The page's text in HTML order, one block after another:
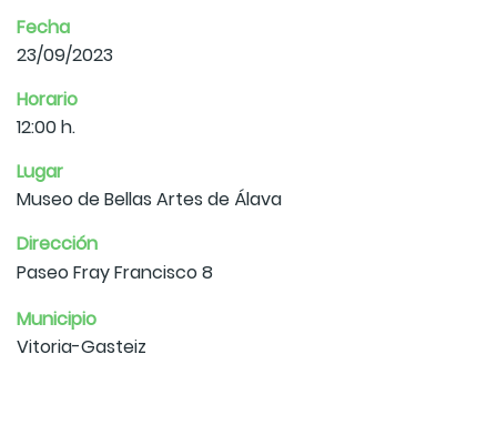
Fecha
23/09/2023
Horario
12:00 h.
Lugar
Museo de Bellas Artes de Álava
Dirección
Paseo Fray Francisco 8
Municipio
Vitoria-Gasteiz